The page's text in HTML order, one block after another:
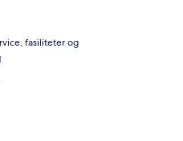
fasiliteter og